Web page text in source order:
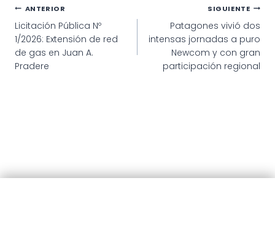
Navegación
de
entradas
ANTERIOR
Licitación Pública Nº
1/2026: Extensión de red
de gas en Juan A.
Pradere
SIGUIENTE
Patagones vivió dos
intensas jornadas a puro
Newcom y con gran
participación regional